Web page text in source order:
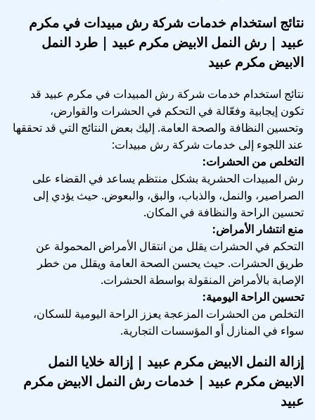
نتائج استخدام خدمات شركة رش مبيدات في مكرم
عبيد | رش النمل الابيض مكرم عبيد | طرد النمل
الابيض مكرم عبيد
نتائج استخدام خدمات شركة رش المبيدات في مكرم عبيد قد
تكون إيجابية وفعّالة في التحكم في الحشرات والقوارض،
وتحسين النظافة والصحة العامة. إليك بعض النتائج التي قد تحققها
عند اللجوء إلى خدمات شركة رش مبيدات:
التخلص من الحشرات:
رش المبيدات الحشرية بشكل منتظم يساعد في القضاء على
الصراصير، والنمل، والذباب، والبق، والبعوض. حيث يؤدي إلى
تحسين الراحة والنظافة في المكان.
منع انتشار الأمراض:
التحكم في الحشرات يقلل من انتقال الأمراض المحمولة عن
طريق الحشرات. حيث يحسن الصحة العامة ويقلل من خطر
الإصابة بالأمراض المنقولة بواسطة الحشرات.
تحسين الراحة اليومية:
التخلص من الحشرات المزعجة يعزز الراحة اليومية للسكان،
سواء في المنازل أو المؤسسات التجارية.
إزالة النمل الابيض مكرم عبيد | إزالة خلايا النمل
الابيض مكرم عبيد | خدمات رش النمل الابيض مكرم
عبيد